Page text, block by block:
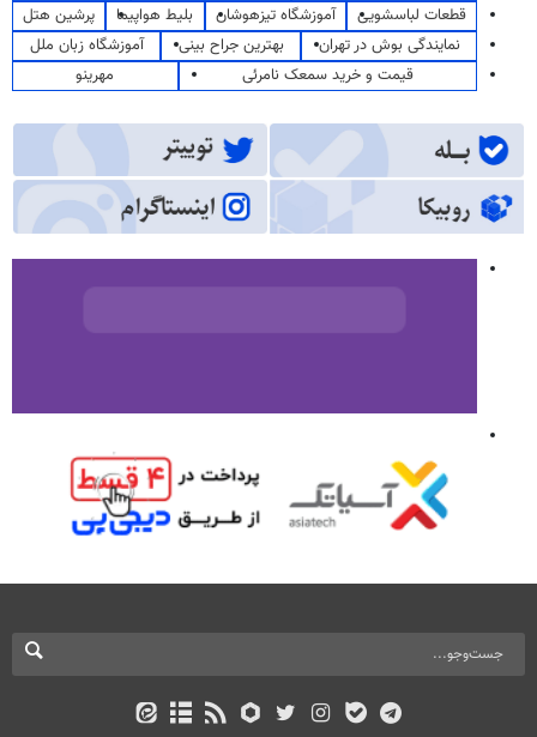
قطعات لباسشویی
آموزشگاه تیزهوشان بلیط هواپیما
پرشین هتل
نمایندگی بوش در تهران
بهترین جراح بینی
آموزشگاه زبان ملل
قیمت و خرید سمعک نامرئی
مهرینو